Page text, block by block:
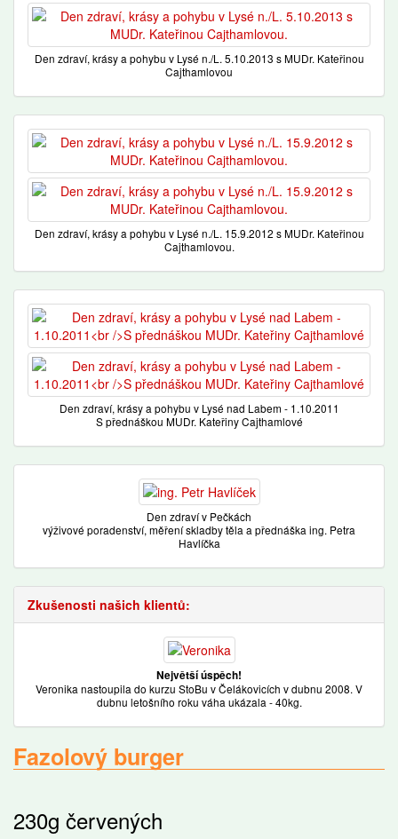
Den zdraví, krásy a pohybu v Lysé n./L. 5.10.2013 s MUDr. Kateřinou
Cajthamlovou
Den zdraví, krásy a pohybu v Lysé n./L. 15.9.2012 s MUDr. Kateřinou
Cajthamlovou.
Den zdraví, krásy a pohybu v Lysé nad Labem - 1.10.2011
S přednáškou MUDr. Kateřiny Cajthamlové
Den zdraví v Pečkách
výživové poradenství, měření skladby těla a přednáška ing. Petra
Havlíčka
Zkušenosti našich klientů:
Největší úspěch!
Veronika nastoupila do kurzu StoBu v Čelákovicích v dubnu 2008. V
dubnu letošního roku váha ukázala - 40kg.
Fazolový burger
230g červených